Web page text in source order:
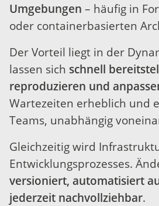
Umgebungen – häufig in
oder containerbasierten
Der Vorteil liegt in der
lassen sich schnell
reproduzieren und
Wartezeiten erheblich und
Teams, unabhängig
Gleichzeitig wird
Entwicklungsprozesses.
versioniert, automatisiert
jederzeit nachvollziehbar.